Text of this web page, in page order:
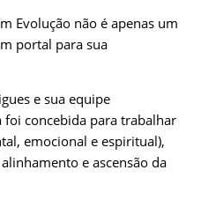
Evolução não é apenas um
portal para sua
e sua equipe
concebida para trabalhar
emocional e espiritual),
e ascensão da